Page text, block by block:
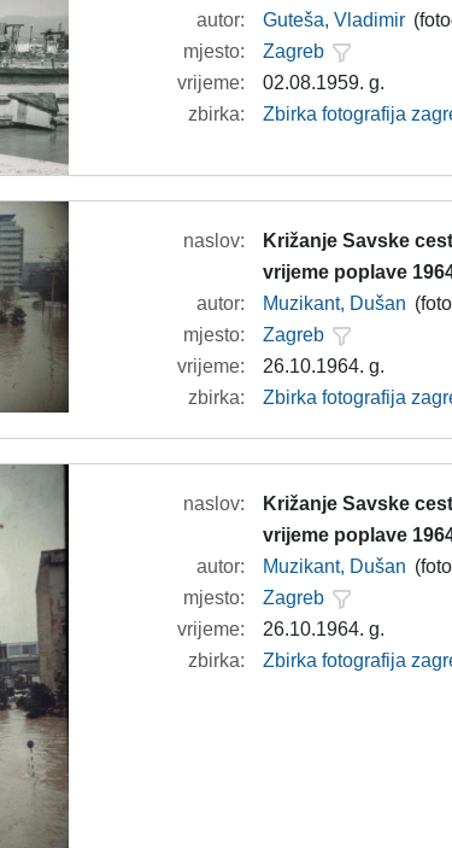
autor:
Guteša, Vladimir
mjesto:
Zagreb
vrijeme:
02.08.1959. g.
zbirka:
Zbirka fotografija
naslov:
Križanje Savske
vrijeme poplave
autor:
Muzikant, Dušan
mjesto:
Zagreb
vrijeme:
26.10.1964. g.
zbirka:
Zbirka fotografija
naslov:
Križanje Savske
vrijeme poplave
autor:
Muzikant, Dušan
mjesto:
Zagreb
vrijeme:
26.10.1964. g.
zbirka:
Zbirka fotografija